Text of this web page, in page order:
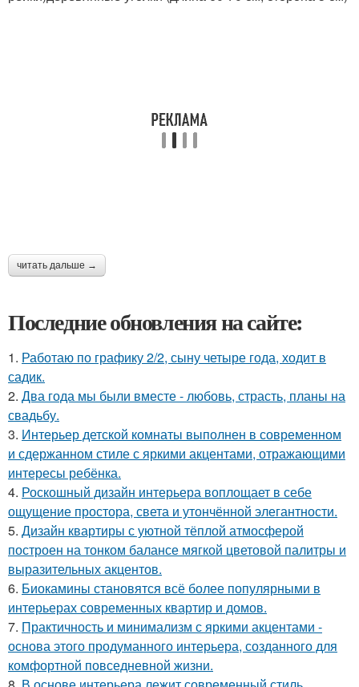
читать дальше →
Последние обновления на сайте:
1. Работаю по графику 2/2, сыну четыре года, ходит в
садик.
2. Два года мы были вместе - любовь, страсть, планы на
свадьбу.
3. Интерьер детской комнаты выполнен в современном
и сдержанном стиле с яркими акцентами, отражающими
интересы ребёнка.
4. Роскошный дизайн интерьера воплощает в себе
ощущение простора, света и утончённой элегантности.
5. Дизайн квартиры с уютной тёплой атмосферой
построен на тонком балансе мягкой цветовой палитры и
выразительных акцентов.
6. Биокамины становятся всё более популярными в
интерьерах современных квартир и домов.
7. Практичность и минимализм с яркими акцентами -
основа этого продуманного интерьера, созданного для
комфортной повседневной жизни.